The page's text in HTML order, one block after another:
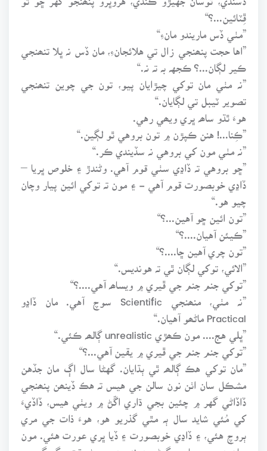
ڦِٽائين...؟“
”مٺي ڏس ماريندو مانءِ“
”اها حجت پنھنجي زال تي هلائجانءِ، مان ڏس نہ ڀلا تنھنجي
ڪير لڳان...؟ ڪجهہ بہ تہ نہ.“
”نہ مٺي مان توکي چيڙايان پيو، تون جي چوين تنھنجي
تصوير ٽيبل تي لڳايان.“
هوءَ ٿڌو ساھہ ڀري ويھي رهي.
”ڪِنا...! هنن ڪپڙن ۾ تون بروهي ٿو لڳين.“
”نہ مٺي مون کي بروهي نہ سڏيندي ڪر.“
”ڇو بروهي تہ ڏاڍي سٺي قوم آهي. وڻندڙ ۽ خلوص ڀريا –
ڏاڍي خوبصورت قوم آهي - ۽ مون تہ توکي ائين پيار وچان
چيو هو.“
”تون ائين ڇو آهين...؟“
”ڪيئن آهيان....؟“
”تون چري آهين ڇا....؟“
”الائي، توکي لڳان ٿي تہ هونديس.“
”توکي جنم جنم جي ڦيري ۾ ويساھہ آهي....؟“
”نہ مٺي، منھنجي Scientific سوچ آهي. مان ڏاڍو
Practical ماڻھو آهيان.“
”ڀلي هج.... مون ڪھڙي unrealistic ڳالھہ ڪئي.“
”توکي جنم جنم جي ڦيري ۾ يقين آهي...؟“
”مان توکي هڪ ڳالھہ ٿي ٻڌايان. گهڻا سال اڳ مان جڏهن
مشڪل سان اٺن نون سالن جي هيس تہ هڪ ڏينھن پنھنجي
ڏاڏاڻي گهر ۾ چئين بجي ڌاري اڱڻ ۾ ويٺي هيس، ڏاڏيءَ
کي مُئي شايد سال ٻہ مٿي گذريو هو، هوءَ ذات جي مري
ٻروچ هئي، ۽ ڏاڍي خوبصورت ۽ ڏيا ڀري عورت هئي. مون
سان هن جو پيار بہ گهڻو هوندو هو، مرڻ وقت رڳو گهر ۾